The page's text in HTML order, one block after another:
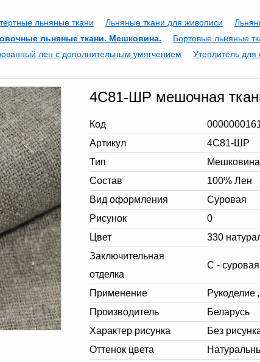
льняные ткани Льняные ткани для живописи
льняные ткани. Мешковина. Бортовые льняные
лен с дополнительным умягчением Утеплитель
4С81-ШР мешочная
Код
Артикул
4С81-ШР
Тип
Мешковина
Состав
100% Лен
Вид оформления
Суровая
Рисунок
0
Цвет
330
Заключительная
отделка
С - суровая
Применение Рукоделие ,
Производитель
Беларусь
Характер рисунка
Без
Оттенок цвета